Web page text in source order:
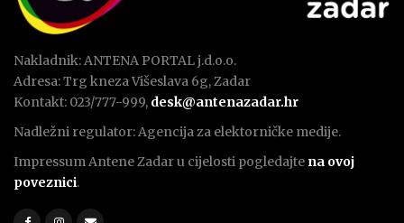
Nakladnik: ANTENA PORTAL j.d.o.o.
Adresa: Trg kneza Višeslava 6g, Zadar
Kontakt: 023/777-999, desk@antenazadar.hr
Nadležni regulator: Agencija za elektorničke medije.
Impressum Antene Zadar u cijelosti pogledajte na ovoj
poveznici.